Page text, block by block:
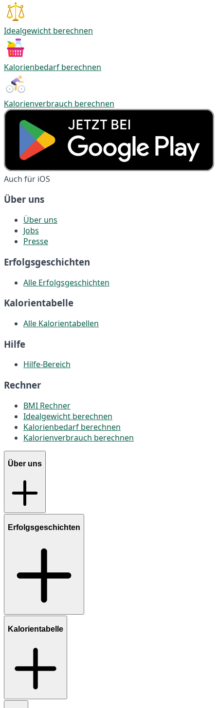
Idealgewicht berechnen
Kalorienbedarf berechnen
Kalorienverbrauch berechnen
Auch für iOS
Über uns
Über uns
Jobs
Presse
Erfolgsgeschichten
Alle Erfolgsgeschichten
Kalorientabelle
Alle Kalorientabellen
Hilfe
Hilfe-Bereich
Rechner
BMI Rechner
Idealgewicht berechnen
Kalorienbedarf berechnen
Kalorienverbrauch berechnen
Über uns
Erfolgsgeschichten
Kalorientabelle